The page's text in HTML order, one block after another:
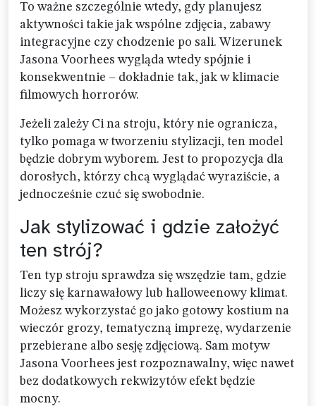
To ważne szczególnie wtedy, gdy planujesz
aktywności takie jak wspólne zdjęcia, zabawy
integracyjne czy chodzenie po sali. Wizerunek
Jasona Voorhees wygląda wtedy spójnie i
konsekwentnie – dokładnie tak, jak w klimacie
filmowych horrorów.
Jeżeli zależy Ci na stroju, który nie ogranicza,
tylko pomaga w tworzeniu stylizacji, ten model
będzie dobrym wyborem. Jest to propozycja dla
dorosłych, którzy chcą wyglądać wyraziście, a
jednocześnie czuć się swobodnie.
Jak stylizować i gdzie założyć
ten strój?
Ten typ stroju sprawdza się wszędzie tam, gdzie
liczy się karnawałowy lub halloweenowy klimat.
Możesz wykorzystać go jako gotowy kostium na
wieczór grozy, tematyczną imprezę, wydarzenie
przebierane albo sesję zdjęciową. Sam motyw
Jasona Voorhees jest rozpoznawalny, więc nawet
bez dodatkowych rekwizytów efekt będzie
mocny.